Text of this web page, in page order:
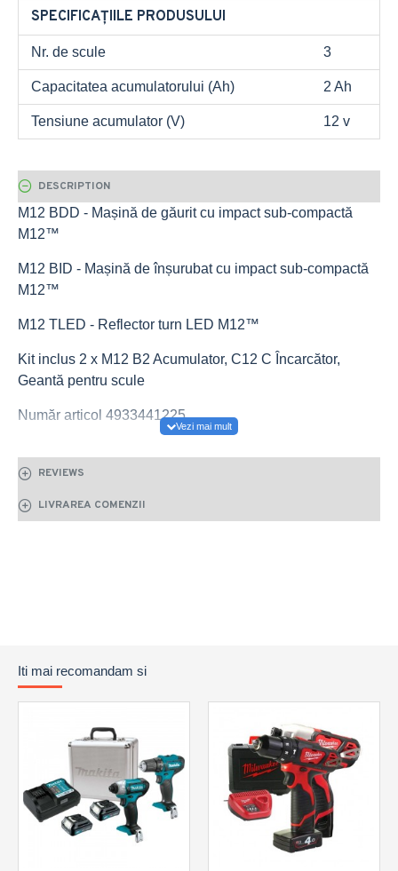
SPECIFICAȚIILE PRODUSULUI
Nr. de scule 3
Capacitatea acumulatorului (Ah) 2 Ah
Tensiune acumulator (V) 12 v
DESCRIPTION
M12 BDD - Mașină de găurit cu impact sub-compactă
M12™
M12 BID - Mașină de înșurubat cu impact sub-compactă
M12™
M12 TLED - Reflector turn LED M12™
Kit inclus 2 x M12 B2 Acumulator, C12 C Încarcător,
Geantă pentru scule
Număr articol 4933441225
REVIEWS
LIVRAREA COMENZII
Iti mai recomandam si